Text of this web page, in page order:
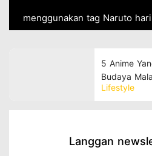
menggunakan tag Naruto
Lifestyle
5 Anime
Budaya
Langgan